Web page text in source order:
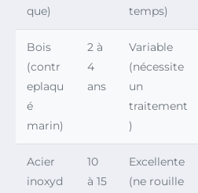
que)
temps)
Bois
(contr
eplaqu
é
marin)
2 à
4
ans
Variable
(nécessite
un
traitement
)
Acier
inoxyd
10
à 15
Excellente
(ne rouille